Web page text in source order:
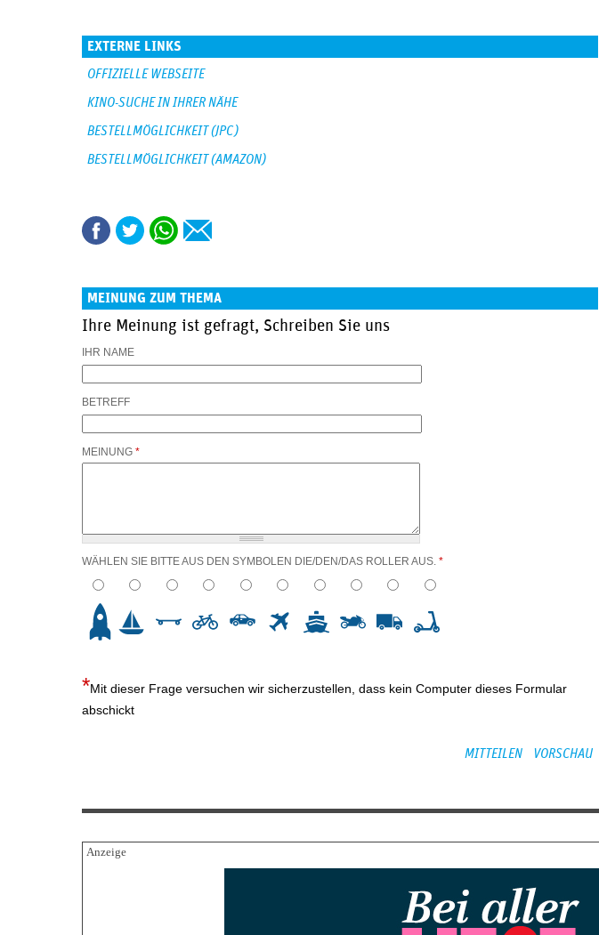
EXTERNE LINKS
OFFIZIELLE WEBSEITE
KINO-SUCHE IN IHRER NÄHE
BESTELLMÖGLICHKEIT (JPC)
BESTELLMÖGLICHKEIT (AMAZON)
MEINUNG ZUM THEMA
Ihre Meinung ist gefragt, Schreiben Sie uns
IHR NAME
BETREFF
MEINUNG *
WÄHLEN SIE BITTE AUS DEN SYMBOLEN DIE/DEN/DAS ROLLER AUS. *
4
Mit dieser Frage versuchen wir sicherzustellen, dass kein Computer dieses Formular
abschickt